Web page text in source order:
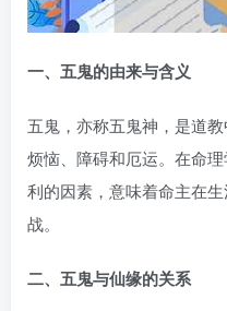
一、五鬼的由来与含义
五鬼，亦称五鬼神，是道
烦恼、障碍和厄运。在命
利的因素，意味着命主在
战。
二、五鬼与仙缘的关系